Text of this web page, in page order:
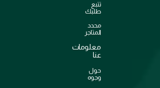
تتبع
طلبك
محدد
المتاجر
معلومات
عنا
حول
وجوه